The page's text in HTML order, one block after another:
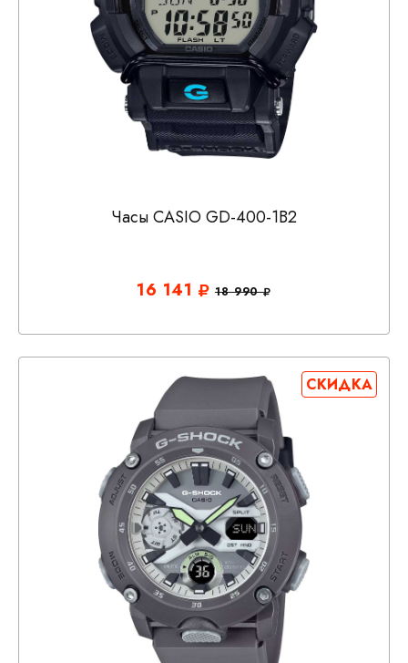
Часы CASIO GD-400-1B2
16 141 18 990
СКИДКА